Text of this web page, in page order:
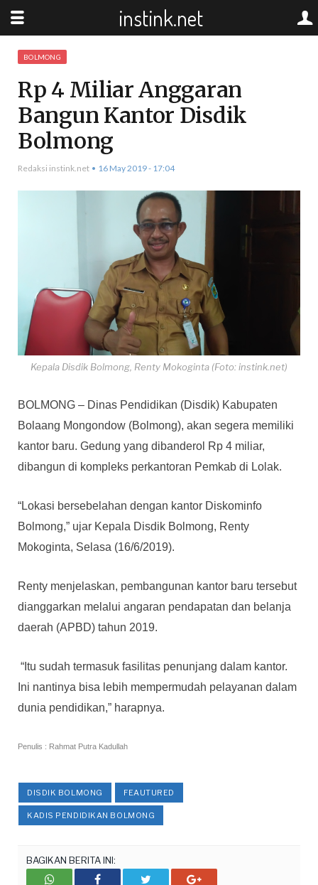
BOLMONG
Rp 4 Miliar Anggaran
Bangun Kantor Disdik
Bolmong
Redaksi instink.net 16 May 2019 - 17:04
Kepala Disdik Bolmong, Renty Mokoginta (Foto: instink.net)
BOLMONG – Dinas Pendidikan (Disdik) Kabupaten
Bolaang Mongondow (Bolmong), akan segera memiliki
kantor baru. Gedung yang dibanderol Rp 4 miliar,
dibangun di kompleks perkantoran Pemkab di Lolak.
“Lokasi bersebelahan dengan kantor Diskominfo
Bolmong,” ujar Kepala Disdik Bolmong, Renty
Mokoginta, Selasa (16/6/2019).
Renty menjelaskan, pembangunan kantor baru tersebut
dianggarkan melalui angaran pendapatan dan belanja
daerah (APBD) tahun 2019.
“Itu sudah termasuk fasilitas penunjang dalam kantor.
Ini nantinya bisa lebih mempermudah pelayanan dalam
dunia pendidikan,” harapnya.
Penulis : Rahmat Putra Kadullah
DISDIK BOLMONG FEAUTURED
KADIS PENDIDIKAN BOLMONG
BAGIKAN BERITA INI:
WhatsuppFacebook Google+
instink.net